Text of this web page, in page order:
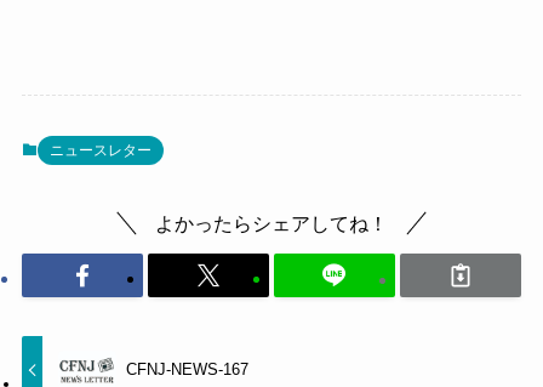
ニュースレター
よかったらシェアしてね！
CFNJ-NEWS-167